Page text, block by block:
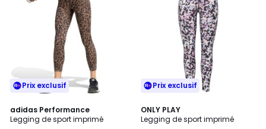
Prix exclusif
adidas Performance
Legging de sport imprimé
2
Couleurs
Prix exclusif
ONLY PLAY
Legging de sport imprimé